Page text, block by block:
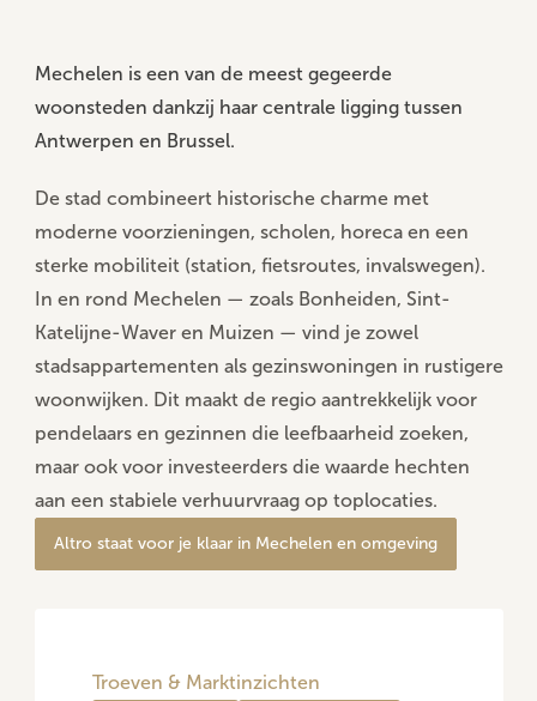
Mechelen en omgeving
| Mechelen | Heffen | Hombeek | Leest | Muizen |
Bonheiden | Sint-Katelijne-Waver | Onze-Lieve-
Vrouw-Waver | Duffel | Putte | Berlaar | Keerbergen |
Boortmeerbeek | Hever | Zemst | Hofstade | Elewijt |
Bekijk aanbod Schatting aanvragen
Mechelen is een van de meest gegeerde
woonsteden dankzij haar centrale ligging tussen
Antwerpen en Brussel.
De stad combineert historische charme met
moderne voorzieningen, scholen, horeca en een
sterke mobiliteit (station, fietsroutes, invalswegen).
In en rond Mechelen — zoals Bonheiden, Sint-
Katelijne-Waver en Muizen — vind je zowel
stadsappartementen als gezinswoningen in rustigere
woonwijken. Dit maakt de regio aantrekkelijk voor
pendelaars en gezinnen die leefbaarheid zoeken,
maar ook voor investeerders die waarde hechten
aan een stabiele verhuurvraag op toplocaties.
Altro staat voor je klaar in Mechelen en omgeving
Troeven & Marktinzichten